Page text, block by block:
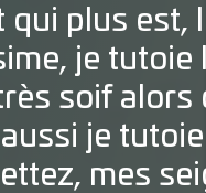
qui plus
je tutoie
soif alors
je
mes